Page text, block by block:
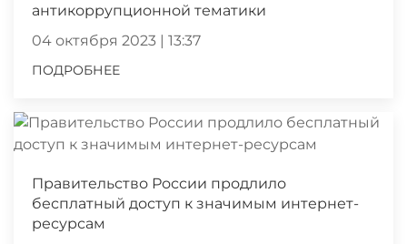
антикоррупционной тематики
04 октября 2023 | 13:37
ПОДРОБНЕЕ
Правительство России продлило
бесплатный доступ к значимым интернет-
ресурсам